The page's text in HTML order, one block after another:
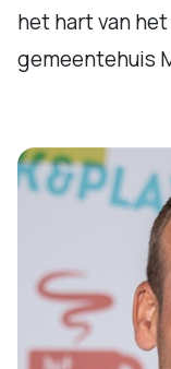
het hart van
gemeentehuis